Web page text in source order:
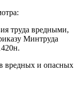
труда вредными,
Минтруда
вредных и опасных